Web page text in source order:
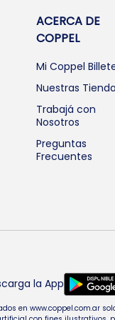
ACERCA DE
COPPEL
Mi Coppel
Nuestras
Trabajá con
Nosotros
Preguntas
Frecuentes
la App
en www.coppel.com.ar